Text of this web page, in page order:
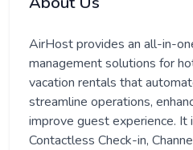
AirHost provides an all-in-
management solutions for
vacation rentals that
streamline operations,
improve guest experience.
Contactless Check-in,